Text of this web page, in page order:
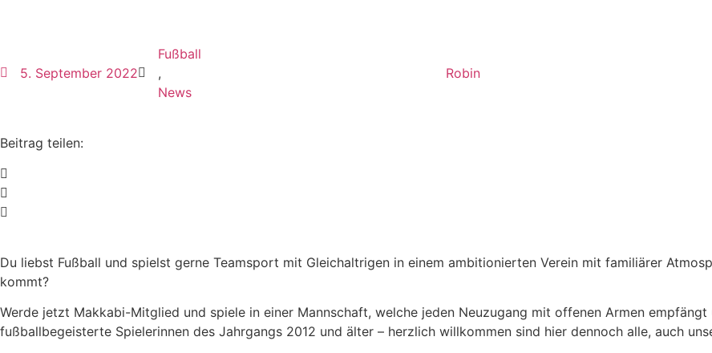
5. September 2022
Fußball
,
News
Robin
Beitrag teilen:
Du liebst Fußball und spielst gerne Teamsport mit Gleichaltrigen in einem ambitionierten Verein mit familiärer
kommt?
Werde jetzt Makkabi-Mitglied und spiele in einer Mannschaft, welche jeden Neuzugang mit offenen Armen
fußballbegeisterte Spielerinnen des Jahrgangs 2012 und älter – herzlich willkommen sind hier dennoch alle, auch